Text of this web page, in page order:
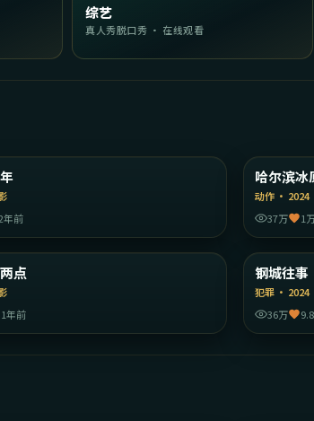
综艺
真人秀脱口秀 · 在线观看
年前
精选
哈尔滨冰
动作 · 2024
37万
1
点
1年前
精选
钢城往事
犯罪 · 2024
36万